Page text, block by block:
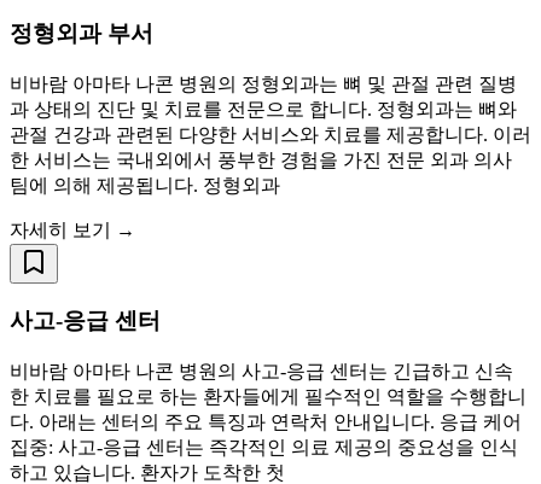
정형외과 부서
비바람 아마타 나콘 병원의 정형외과는 뼈 및 관절 관련 질병
과 상태의 진단 및 치료를 전문으로 합니다. 정형외과는 뼈와
관절 건강과 관련된 다양한 서비스와 치료를 제공합니다. 이러
한 서비스는 국내외에서 풍부한 경험을 가진 전문 외과 의사
팀에 의해 제공됩니다. 정형외과
자세히 보기 →
사고-응급 센터
비바람 아마타 나콘 병원의 사고-응급 센터는 긴급하고 신속
한 치료를 필요로 하는 환자들에게 필수적인 역할을 수행합니
다. 아래는 센터의 주요 특징과 연락처 안내입니다. 응급 케어
집중: 사고-응급 센터는 즉각적인 의료 제공의 중요성을 인식
하고 있습니다. 환자가 도착한 첫